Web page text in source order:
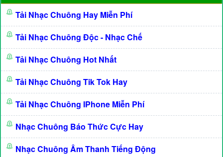
Tải Nhạc Chuông Hay Miễn Phí
Tải Nhạc Chuông Độc - Nhạc Chế
Tải Nhạc Chuông Hot Nhất
Tải Nhạc Chuông Tik Tok Hay
Tải Nhạc Chuông IPhone Miễn Phí
Nhạc Chuông Báo Thức Cực Hay
Nhạc Chuông Âm Thanh Tiếng Động